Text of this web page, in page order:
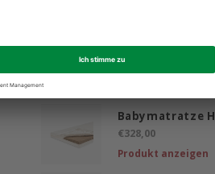
Ergänzende
Babymatratze
€328,00
Produkt anzeigen